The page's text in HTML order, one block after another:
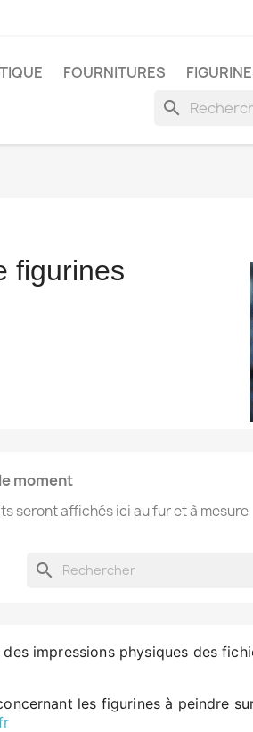
FOURNITURES
search
figurines
moment
seront affichés ici au fur et à mesure
search
impressions physiques des
les figurines à peindre